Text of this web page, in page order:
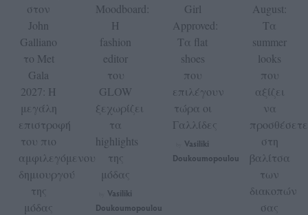
στον
John
Galliano
το Met
Gala
2027: Η
μεγάλη
επιστροφή
του πιο
αμφιλεγόμενου
δημιουργού
της
μόδας
Moodboard:
Η
fashion
editor
του
GLOW
ξεχωρίζει
τα
highlights
της
μόδας
Vasiliki
Doukoumopoulou
Girl
Approved:
Τα flat
shoes
που
επιλέγουν
τώρα οι
Γαλλίδες
Vasiliki
Doukoumopoulou
August:
Τα
summer
looks
που
αξίζει
να
προσθέσετε
στη
βαλίτσα
των
διακοπών
σας